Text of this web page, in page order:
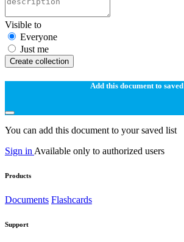
Visible to
Everyone
Just me
Create collection
Add this document to saved
You can add this document to your saved list
Sign in Available only to authorized users
Products
Documents Flashcards
Support